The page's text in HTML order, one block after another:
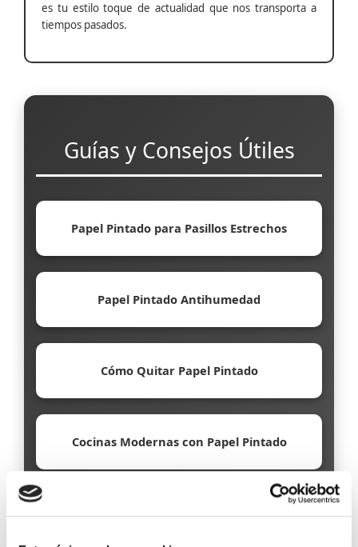
es tu estilo toque de actualidad que nos transporta a
tiempos pasados.
Guías y Consejos Útiles
Papel Pintado para Pasillos Estrechos
Papel Pintado Antihumedad
Cómo Quitar Papel Pintado
Cocinas Modernas con Papel Pintado
Papel Pintado Ecológico